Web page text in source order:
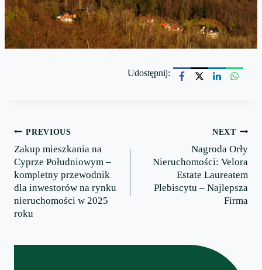
Udostępnij:
Post
navigation
PREVIOUS
Zakup mieszkania na
Cyprze Południowym –
kompletny przewodnik
dla inwestorów na rynku
nieruchomości w 2025
roku
NEXT
Nagroda Orły
Nieruchomości: Velora
Estate Laureatem
Plebiscytu – Najlepsza
Firma